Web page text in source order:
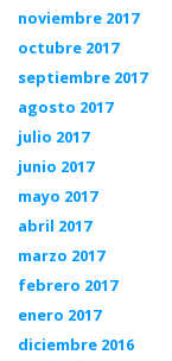
noviembre 2017
octubre 2017
septiembre 2017
agosto 2017
julio 2017
junio 2017
mayo 2017
abril 2017
marzo 2017
febrero 2017
enero 2017
diciembre 2016